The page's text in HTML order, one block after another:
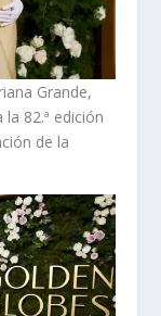
Grande,
82.ª edición
de la